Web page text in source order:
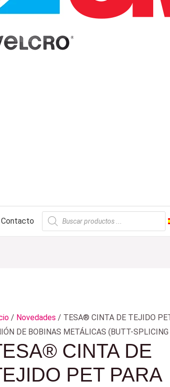
Contacto
Búsqueda
de
productos
/ Novedades / TESA® CINTA DE TEJIDO
DE BOBINAS METÁLICAS (BUTT-
CINTA DE
PET PARA